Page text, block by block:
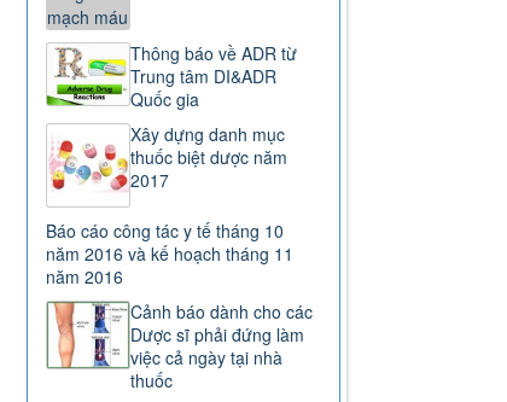
Thông báo về ADR từ
Trung tâm DI&ADR
Quốc gia
Xây dựng danh mục
thuốc biệt dược năm
2017
Báo cáo công tác y tế tháng 10
năm 2016 và kế hoạch tháng 11
năm 2016
Cảnh báo dành cho các
Dược sĩ phải đứng làm
việc cả ngày tại nhà
thuốc